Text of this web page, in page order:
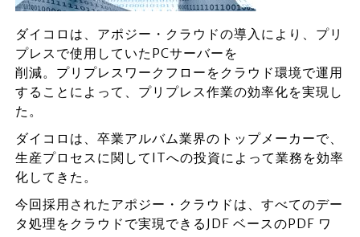
ダイコロは、アポジー・クラウドの導入により、プリ
プレスで使用していたPCサーバーを
削減。プリプレスワークフローをクラウド環境で運用
することによって、プリプレス作業の効率化を実現し
た。
ダイコロは、卒業アルバム業界のトップメーカーで、
生産プロセスに関してITへの投資によって業務を効率
化してきた。
今回採用されたアポジー・クラウドは、すべてのデー
タ処理をクラウドで実現できるJDF ベースのPDF ワ